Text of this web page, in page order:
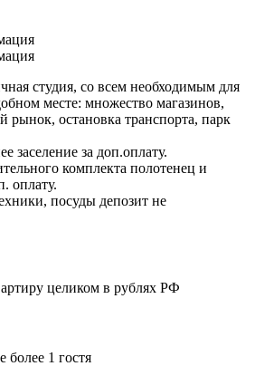
студия, со всем необходимым для
месте: множество магазинов,
рынок, остановка транспорта, парк
заселение за доп.оплату.
комплекта полотенец и
оплату.
посуды депозит не
целиком в рублях РФ
более 1 гостя